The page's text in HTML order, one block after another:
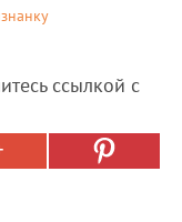
ссылкой с